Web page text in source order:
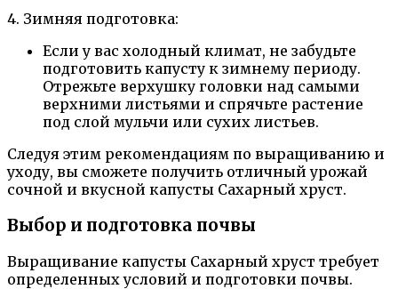
4. Зимняя подготовка:
Если у вас холодный климат, не забудьте
подготовить капусту к зимнему периоду.
Отрежьте верхушку головки над самыми
верхними листьями и спрячьте растение
под слой мульчи или сухих листьев.
Следуя этим рекомендациям по выращиванию и
уходу, вы сможете получить отличный урожай
сочной и вкусной капусты Сахарный хруст.
Выбор и подготовка почвы
Выращивание капусты Сахарный хруст требует
определенных условий и подготовки почвы.